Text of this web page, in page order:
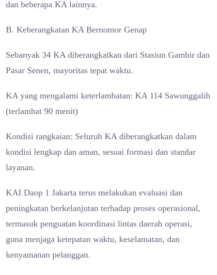
dan beberapa KA lainnya.
B. Keberangkatan KA Bernomor Genap
Sebanyak 34 KA diberangkatkan dari Stasiun Gambir dan
Pasar Senen, mayoritas tepat waktu.
KA yang mengalami keterlambatan: KA 114 Sawunggalih
(terlambat 90 menit)
Kondisi rangkaian: Seluruh KA diberangkatkan dalam
kondisi lengkap dan aman, sesuai formasi dan standar
layanan.
KAI Daop 1 Jakarta terus melakukan evaluasi dan
peningkatan berkelanjutan terhadap proses operasional,
termasuk penguatan koordinasi lintas daerah operasi,
guna menjaga ketepatan waktu, keselamatan, dan
kenyamanan pelanggan.